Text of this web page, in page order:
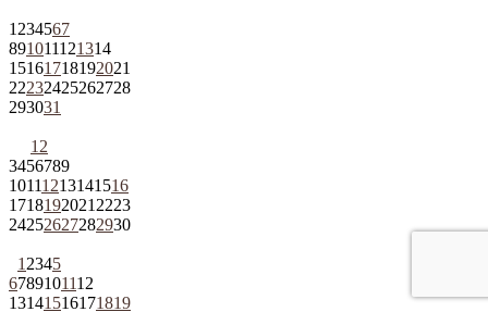
1 234567
891011121314
15161718192021
22232425262728
293031
1 2
3456789
10111213141516
1718192021 2223
24252627282930
1 2345
6789101112
13141516171819